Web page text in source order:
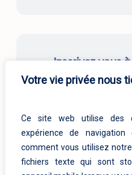
Votre vie privée nous
Ce site web utilise des
expérience de
comment vous utilisez
fichiers texte qui sont
Inscrivez-vous